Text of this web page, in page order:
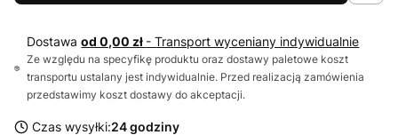
Dostawaod 0,00 zł - Transport wyceniany indywidualnie
Ze względu na specyfikę produktu oraz dostawy paletowe koszt
transportu ustalany jest indywidualnie. Przed realizacją zamówienia
przedstawimy koszt dostawy do akceptacji.
Czas wysyłki:24 godziny